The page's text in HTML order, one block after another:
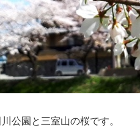
公園と三室山の桜です。